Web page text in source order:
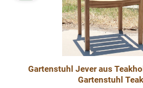
Gartenstuhl Jever aus
Gartenstuhl Teak